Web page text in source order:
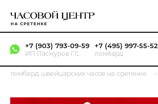
+7 (903) 793-09-59
ИП Пасмуров Г.С.
+7 (495) 997-55-52
ломбард
ломбард швейцарских часов на сретенке